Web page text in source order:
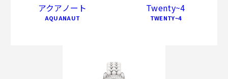
アクアノート
AQUANAUT
Twenty~4
TWENTY~4